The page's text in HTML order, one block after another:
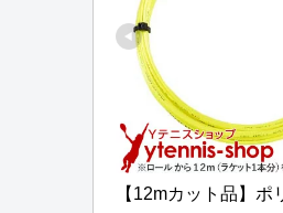
【12mカット品】ポ